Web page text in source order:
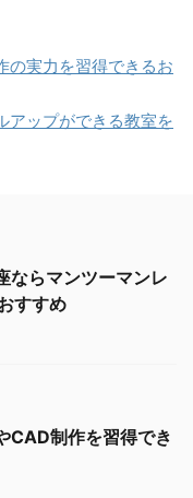
の実力を習得できるお
アップができる教室を
ならマンツーマンレ
すすめ
CAD制作を習得でき